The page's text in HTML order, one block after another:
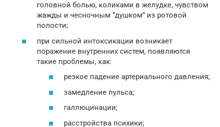
головной болью, коликами в желудке, чувством
жажды и чесночным “душком” из ротовой
полости;
при сильной интоксикации возникает
поражение внутренних систем, появляются
такие проблемы, как:
резкое падение артериального давления;
замедление пульса;
галлюцинации;
расстройства психики;